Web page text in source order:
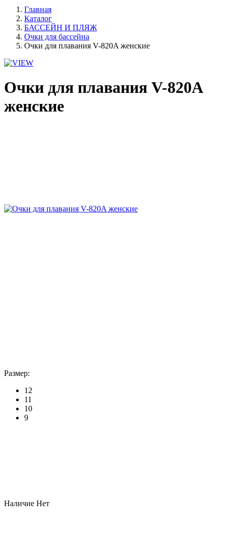
Главная
Каталог
БАССЕЙН И ПЛЯЖ
Очки для бассейна
Очки для плавания V-820A женские
Очки для плавания V-820A
женские
Размер:
12
11
10
9
Наличие Нет